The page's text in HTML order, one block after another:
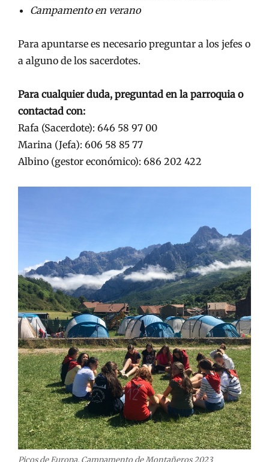
Campamento en verano
Para apuntarse es necesario preguntar a los jefes o
a alguno de los sacerdotes.
Para cualquier duda, preguntad en la parroquia o
contactad con:
Rafa (Sacerdote): 646 58 97 00
Marina (Jefa): 606 58 85 77
Albino (gestor económico): 686 202 422
Picos de Europa. Campamento de Montañeros 2023